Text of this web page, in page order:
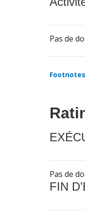
Pas de
Footnotes
Pas de
FIN